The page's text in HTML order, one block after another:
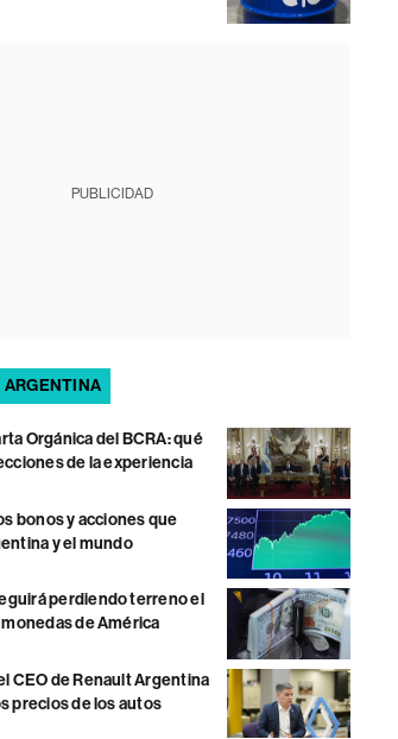
PUBLICIDAD
ARGENTINA
Orgánica del BCRA: qué
de la experiencia
bonos y acciones que
y el mundo
perdiendo terreno el
de América
CEO de Renault Argentina
precios de los autos